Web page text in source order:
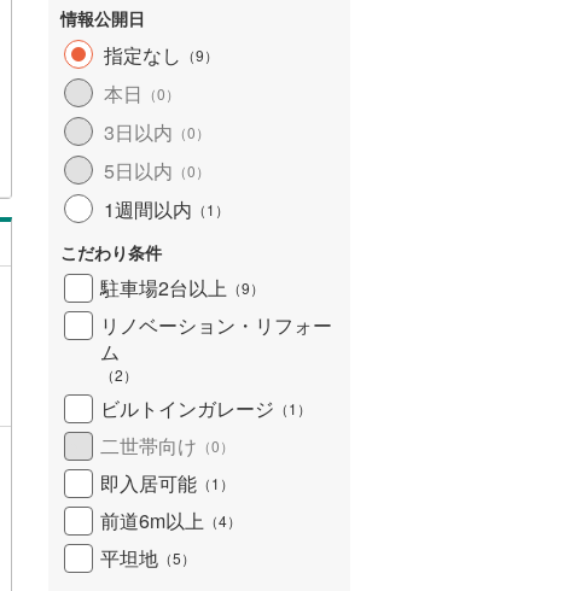
情報公開日
指定なし （9）
本日 （0）
3日以内 （0）
5日以内 （0）
1週間以内 （1 ）
こだわり条件
駐車場2台以上 （9）
リノベーション・リフォー
ム
（2）
ビルトインガレージ （1 ）
二世帯向け （0）
即入居可能 （1 ）
前道6m以上 （4）
平坦地 （5）